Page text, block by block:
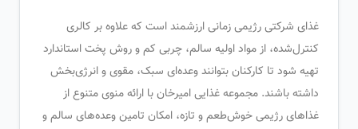
غذای شرکتی رژیمی زمانی ارزشمند است که علاوه بر کالری
کنترل‌شده، از مواد اولیه سالم، چربی کم و روش پخت استاندارد
تهیه شود تا کارکنان بتوانند وعده‌ای سبک، مقوی و انرژی‌بخش
داشته باشند. مجموعه غذایی امیرخان با ارائه منوی متنوع از
غذاهای رژیمی خوش‌طعم و تازه، امکان تامین وعده‌های سالم و